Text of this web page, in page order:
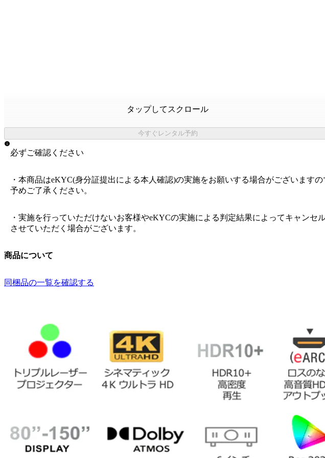
タップしてスクロール
今すぐレンタル予約
必ずご確認ください
・本商品はeKYC(身分証提出による本人確認)の実施をお願いする場合がございますの
予めご了承ください。
・実施を行っていただけないお客様やeKYCの実施による判定結果によってキャンセ
させていただく場合がございます。
商品について
同梱品の一覧を確認する